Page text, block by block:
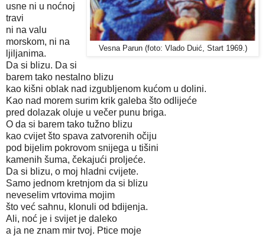
Vesna Parun (foto: Vlado Duić, Start 1969.)
usne ni u noćnoj
travi
ni na valu
morskom, ni na
ljiljanima.
Da si blizu. Da si
barem tako nestalno blizu
kao kišni oblak nad izgubljenom kućom u dolini.
Kao nad morem surim krik galeba što odlijeće
pred dolazak oluje u večer punu briga.
O da si barem tako tužno blizu
kao cvijet što spava zatvorenih očiju
pod bijelim pokrovom snijega u tišini
kamenih šuma, čekajući proljeće.
Da si blizu, o moj hladni cvijete.
Samo jednom kretnjom da si blizu
neveselim vrtovima mojim
što već sahnu, klonuli od bdijenja.
Ali, noć je i svijet je daleko
a ja ne znam mir tvoj. Ptice moje